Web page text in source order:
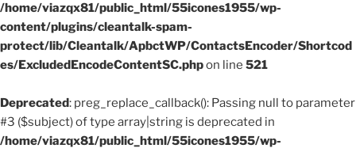
/home/viazqx81/public_html/55icones1955/wp-
content/plugins/cleantalk-spam-
protect/lib/Cleantalk/ApbctWP/ContactsEncoder/Shortcod
es/ExcludedEncodeContentSC.phpon line 521
Deprecated: preg_replace_callback(): Passing null to parameter
#3 ($subject) of type array|string is deprecated in
/home/viazqx81/public_html/55icones1955/wp-